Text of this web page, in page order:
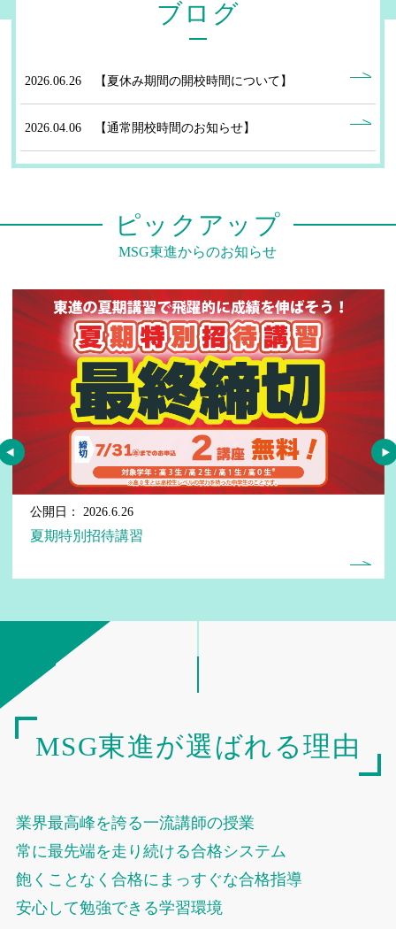
ブログ
2026.06.26 【夏休み期間の開校時間について】
2026.04.06 【通常開校時間のお知らせ】
2026.02.09 【通常開校時間のお知らせ】
2025.09.02
【愛知岐阜埼玉エリア】通常開校時間に戻
りました
2025.08.25
【神奈川エリア】通常開校時間に戻りまし
た
2025.06.12 【夏休み期間の開校時間について】
2025.04.08
【4/5(土)より通常開校時間に戻りまし
た！】
2025.02.05
2025.01.06
【1/7(日)より通常開校時間に戻りまし
2024.12.17
て】
2024.11.15 【冬休み期間の開校時間について】
ピックアップ
MSG東進からのお知らせ
公開日： 2026.6.26
夏期特別招待講習
MSG東進が選ばれる理由
業界最高峰を誇る一流講師の授業
常に最先端を走り続ける合格システム
飽くことなく合格にまっすぐな合格指導
安心して勉強できる学習環境